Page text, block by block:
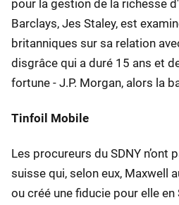
pour la gestion de la richesse
Barclays, Jes Staley, est
britanniques sur sa relation
disgrâce qui a duré 15 ans et
fortune - J.P. Morgan, alors la
Tinfoil Mobile
Les procureurs du SDNY n’ont
suisse qui, selon eux, Maxwell
ou créé une fiducie pour elle